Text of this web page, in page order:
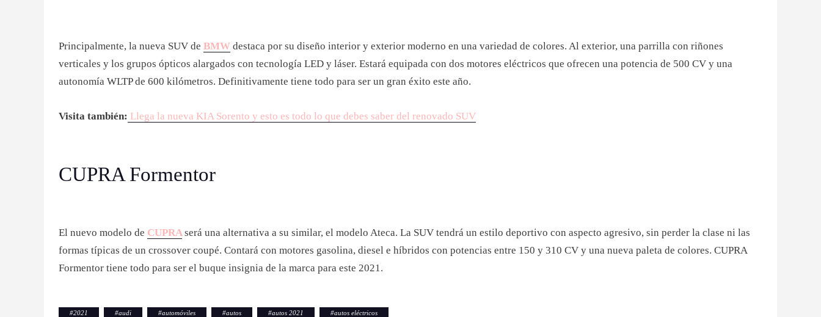
Principalmente, la nueva SUV de BMW destaca por su diseño interior y exterior moderno en una variedad de colores. Al exterior, una parrilla con riñones
verticales y los grupos ópticos alargados con tecnología LED y láser. Estará equipada con dos motores eléctricos que ofrecen una potencia de 500 CV y una
autonomía WLTP de 600 kilómetros. Definitivamente tiene todo para ser un gran éxito este año.
Visita también: Llega la nueva KIA Sorento y esto es todo lo que debes saber del renovado SUV
CUPRA Formentor
El nuevo modelo de CUPRA será una alternativa a su similar, el modelo Ateca. La SUV tendrá un estilo deportivo con aspecto agresivo, sin perder la clase ni las
formas típicas de un crossover coupé. Contará con motores gasolina, diesel e híbridos con potencias entre 150 y 310 CV y una nueva paleta de colores. CUPRA
Formentor tiene todo para ser el buque insignia de la marca para este 2021.
#2021 #audi #automóviles #autos #autos 2021 #autos eléctricos